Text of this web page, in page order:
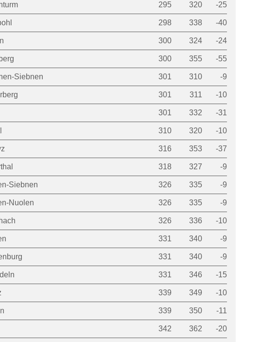
295 320 -25
298 338 -40
300 324 -24
300 355 -55
Siebnen 301 310 -9
301 311 -10
301 332 -31
310 320 -10
316 353 -37
318 327 -9
Siebnen 326 335 -9
Nuolen 326 335 -9
326 336 -10
331 340 -9
331 340 -9
331 346 -15
339 349 -10
339 350 -11
342 362 -20